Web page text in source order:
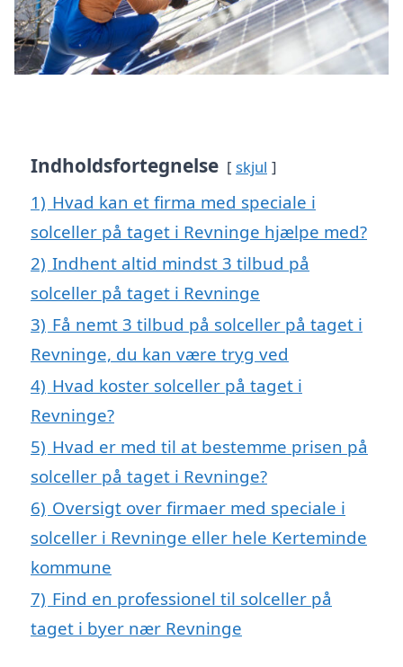
Indholdsfortegnelse skjul
1) Hvad kan et firma med speciale i
solceller på taget i Revninge hjælpe med?
2) Indhent altid mindst 3 tilbud på
solceller på taget i Revninge
3) Få nemt 3 tilbud på solceller på taget i
Revninge, du kan være tryg ved
4) Hvad koster solceller på taget i
Revninge?
5) Hvad er med til at bestemme prisen på
solceller på taget i Revninge?
6) Oversigt over firmaer med speciale i
solceller i Revninge eller hele Kerteminde
kommune
7) Find en professionel til solceller på
taget i byer nær Revninge